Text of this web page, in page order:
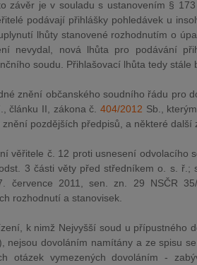
závěr je v souladu s ustanovením §
podávají přihlášky pohledávek u
lhůty stanovené rozhodnutím o
nevydal, nová lhůta pro podávání
soudu. Přihlašovací lhůta tedy stále
znění občanského soudního řádu pro
článku II, zákona č. 404/2012 Sb.,
znění pozdějších předpisů, a některé další
věřitele č. 12 proti usnesení odvolacího
3 části věty před středníkem o. s. ř.;
července 2011, sen. zn. 29 NSČR
rozhodnutí a stanovisek.
k nimž Nejvyšší soud u přípustného
nejsou dovoláním namítány a ze spisu
otázek vymezených dovoláním -